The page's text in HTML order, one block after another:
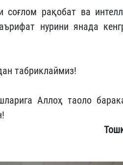
рақобат ва
нурини янада
табриклаймиз!
Аллоҳ таоло